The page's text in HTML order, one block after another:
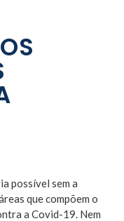
possível sem a
que compõem o
a Covid-19. Nem